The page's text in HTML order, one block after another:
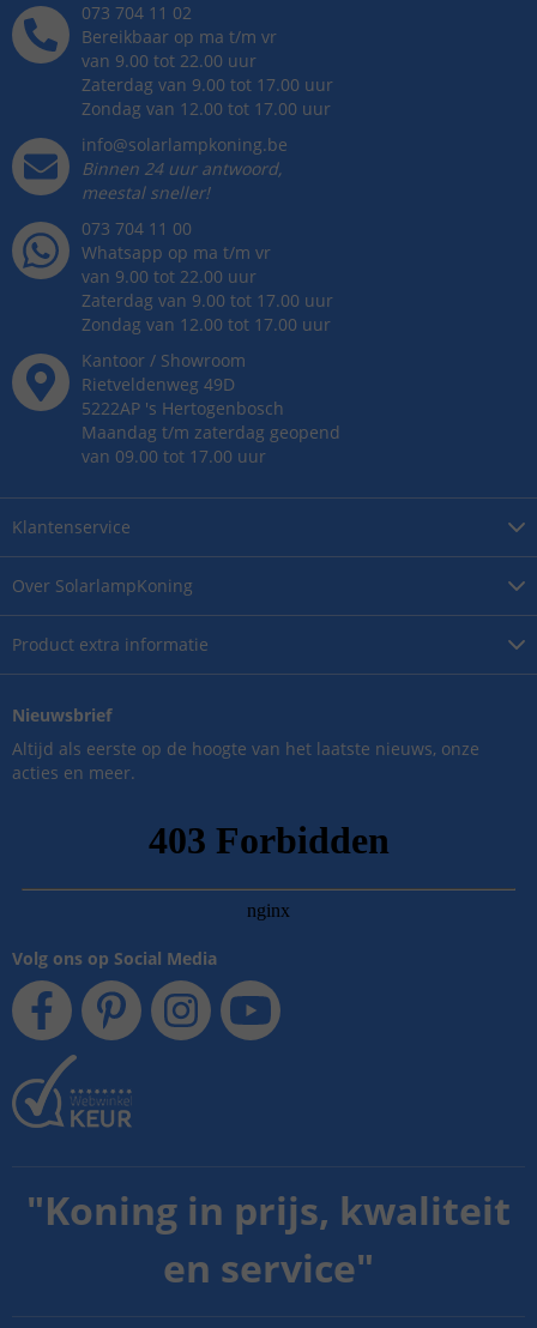
Over SolarlampKoning
Product extra informatie
Klantenservice
073 704 11 02
Bereikbaar op ma t/m vr
van 9.00 tot 22.00 uur
Zaterdag van 9.00 tot 17.00 uur
Zondag van 12.00 tot 17.00 uur
info@solarlampkoning.be
Binnen 24 uur antwoord,
meestal sneller!
073 704 11 00
Whatsapp op ma t/m vr
van 9.00 tot 22.00 uur
Zaterdag van 9.00 tot 17.00 uur
Zondag van 12.00 tot 17.00 uur
Kantoor / Showroom
Rietveldenweg 49D
5222AP 's Hertogenbosch
Maandag t/m zaterdag geopend
van 09.00 tot 17.00 uur
Nieuwsbrief
Altijd als eerste op de hoogte van het laatste nieuws, onze
acties en meer.
Volg ons op Social Media
"Koning in prijs, kwaliteit
en service"